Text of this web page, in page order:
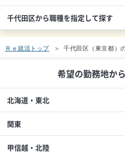
千代田区から職種を指定して探す
Ｒｅ就活トップ 千代田区（東京都）
希望の勤務地か
北海道・東北
関東
甲信越・北陸